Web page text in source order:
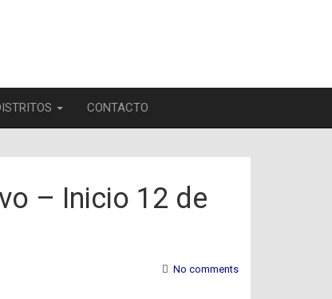
CONTACTO
– Inicio 12 de
No comments